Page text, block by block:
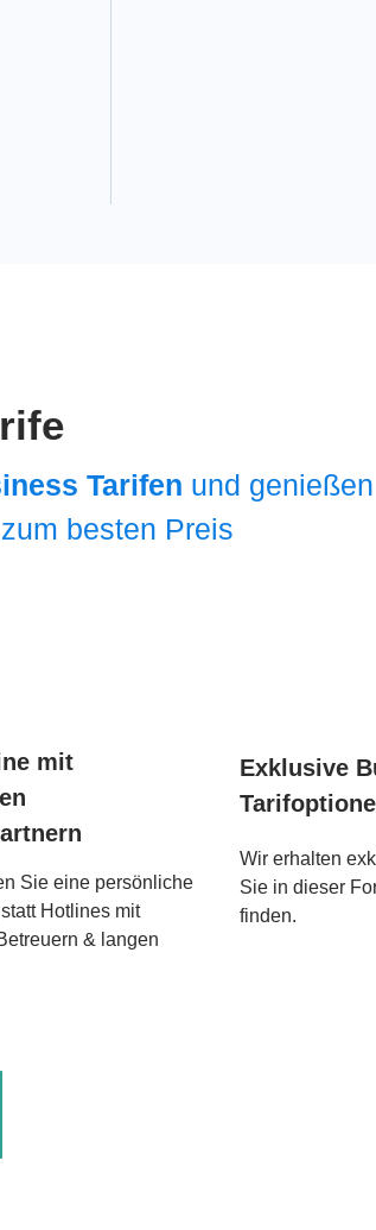
Tarifen und genießen
besten Preis
mit
Sie eine persönliche
Hotlines mit
& langen
Exklusive
Wir erhalten
Sie in dieser
finden.